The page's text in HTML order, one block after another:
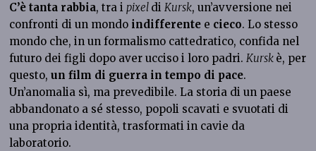
C’è tanta rabbia, tra ipixel diKursk, un’avversione nei
confronti di un mondo indifferente e cieco. Lo stesso
mondo che, in un formalismo cattedratico, confida nel
futuro dei figli dopo aver ucciso i loro padri.Kursk è, per
questo,un film di guerra in tempo di pace.
Un’anomalia sì, ma prevedibile. La storia di un paese
abbandonato a sé stesso, popoli scavati e svuotati di
una propria identità, trasformati in cavie da
laboratorio.